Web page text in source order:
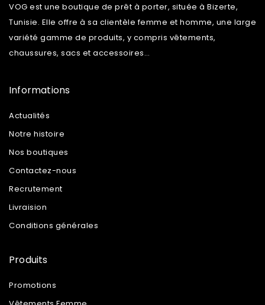
VOG est une boutique de prêt à porter, située à Bizerte,
Tunisie. Elle offre à sa clientèle femme et homme, une large
variété gamme de produits, y compris vêtements,
chaussures, sacs et accessoires…
Informations
Actualités
Notre histoire
Nos boutiques
Contactez-nous
Recrutement
Livraision
Conditions générales
Produits
Promotions